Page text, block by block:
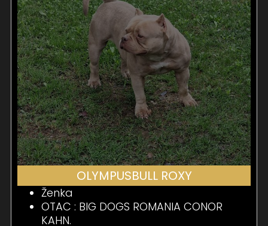
OLYMPUSBULL ROXY
Ženka
OTAC : BIG DOGS ROMANIA CONOR
KAHN.